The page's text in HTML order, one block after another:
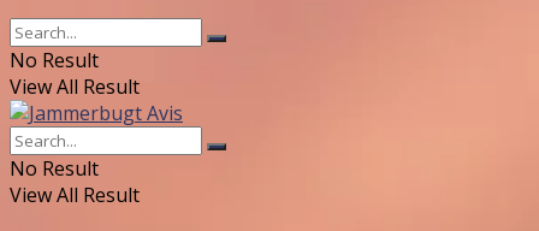
No Result
View All Result
No Result
View All Result